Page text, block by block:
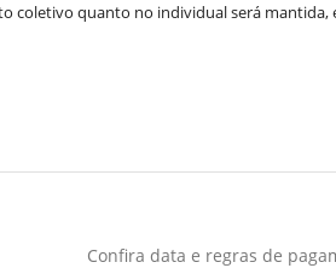
coletivo quanto no individual será mantida,
Próximo
Confira data e regras de